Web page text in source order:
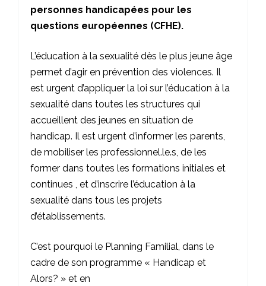
personnes handicapées pour les
questions européennes (CFHE).
L’éducation à la sexualité dès le plus jeune âge
permet d’agir en prévention des violences. Il
est urgent d’appliquer la loi sur l’éducation à la
sexualité dans toutes les structures qui
accueillent des jeunes en situation de
handicap. Il est urgent d’informer les parents,
de mobiliser les professionnel.le.s, de les
former dans toutes les formations initiales et
continues , et d’inscrire l’éducation à la
sexualité dans tous les projets
d’établissements.
C’est pourquoi le Planning Familial, dans le
cadre de son programme « Handicap et
Alors? » et en